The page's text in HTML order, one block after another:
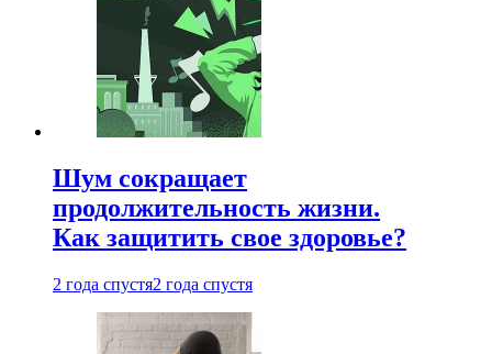
Шум сокращает
продолжительность жизни.
Как защитить свое здоровье?
2 года спустя2 года спустя